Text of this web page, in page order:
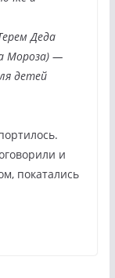
Деда
Мороза) —
детей
и
покатались